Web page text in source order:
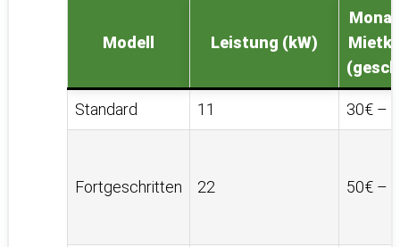
Modell Leistung (kW)
Standard 11 30€ –
Fortgeschritten 22 50€ –